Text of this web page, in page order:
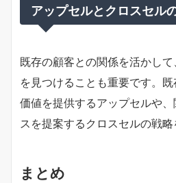
アップセルとクロスセル
既存の顧客との関係を活かし
を見つけることも重要です。
価値を提供するアップセルや
スを提案するクロスセルの戦略
まとめ